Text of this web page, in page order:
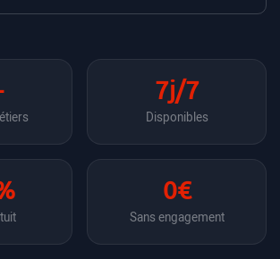
7j/7
Disponibles
0€
Sans engagement